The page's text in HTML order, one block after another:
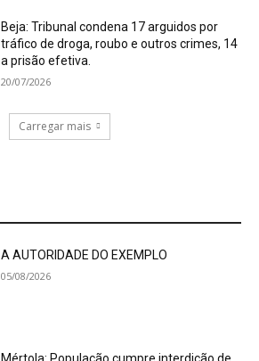
Beja: Tribunal condena 17 arguidos por
tráfico de droga, roubo e outros crimes, 14
a prisão efetiva.
20/07/2026
Carregar mais
A AUTORIDADE DO EXEMPLO
05/08/2026
Mértola: População cumpre interdição de